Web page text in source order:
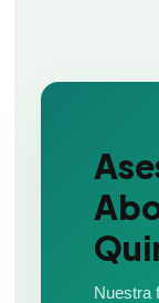
Nuestra